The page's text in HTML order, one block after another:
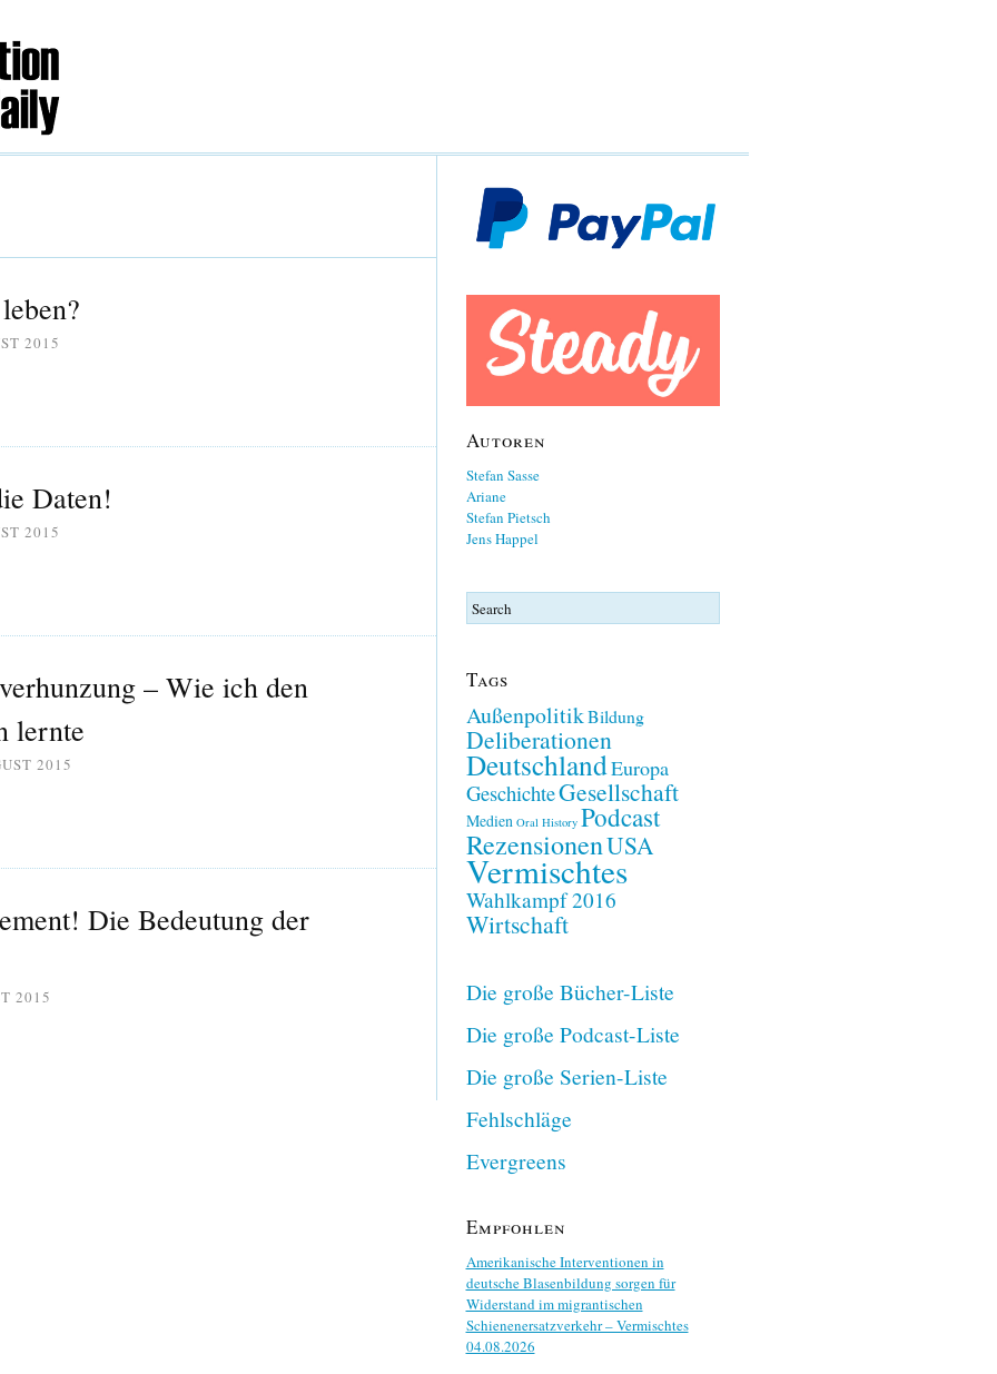
2015
Daten!
2015
– Wie ich den
lernte
2015
Die Bedeutung der
2015
Autoren
Stefan Sasse
Ariane
Stefan Pietsch
Jens Happel
Tags
AußenpolitikBildung
Deliberationen
DeutschlandEuropa
GeschichteGesellschaft
Medien Oral History Podcast
RezensionenUSA
Vermischtes
Wahlkampf 2016
Wirtschaft
Die große Bücher-Liste
Die große Podcast-Liste
Die große Serien-Liste
Fehlschläge
Evergreens
Empfohlen
Amerikanische Interventionen in
deutsche Blasenbildung sorgen für
Widerstand im migrantischen
Schienenersatzverkehr – Vermischtes
04.08.2026